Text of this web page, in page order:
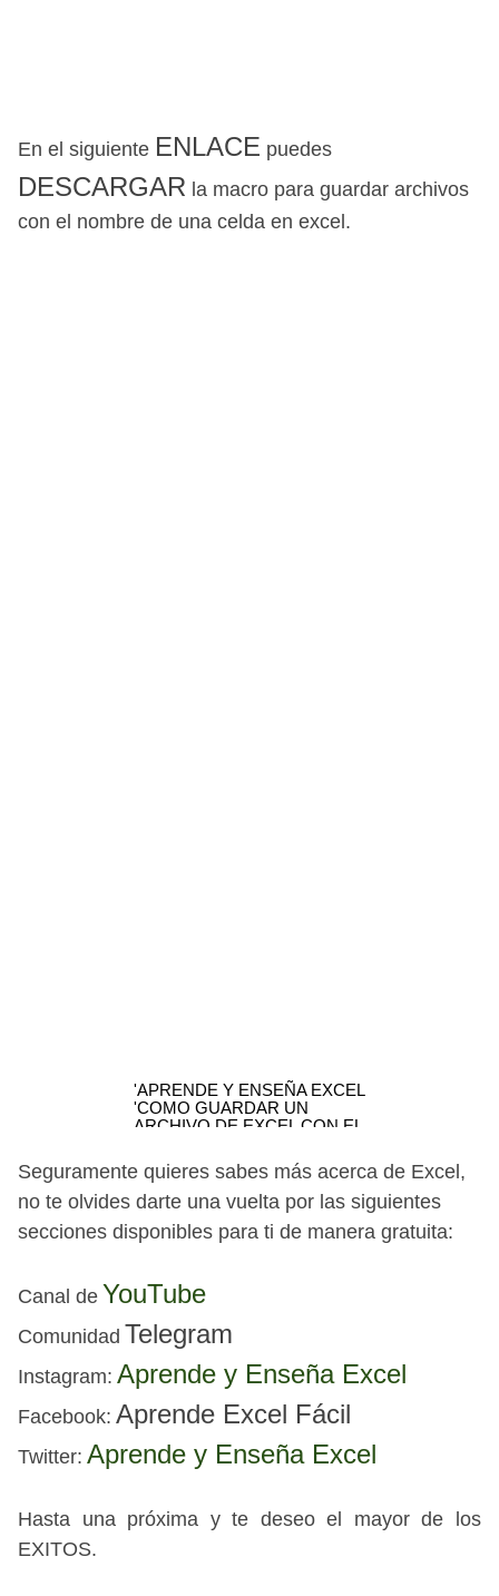
En el siguiente ENLACE puedes
DESCARGAR la macro para guardar archivos
con el nombre de una celda en excel.
Seguramente quieres sabes más acerca de Excel,
no te olvides darte una vuelta por las siguientes
secciones disponibles para ti de manera gratuita:
Canal de YouTube
Comunidad Telegram
Instagram: Aprende y Enseña Excel
Facebook: Aprende Excel Fácil
Twitter: Aprende y Enseña Excel
Hasta una próxima y te deseo el mayor de los
EXITOS.